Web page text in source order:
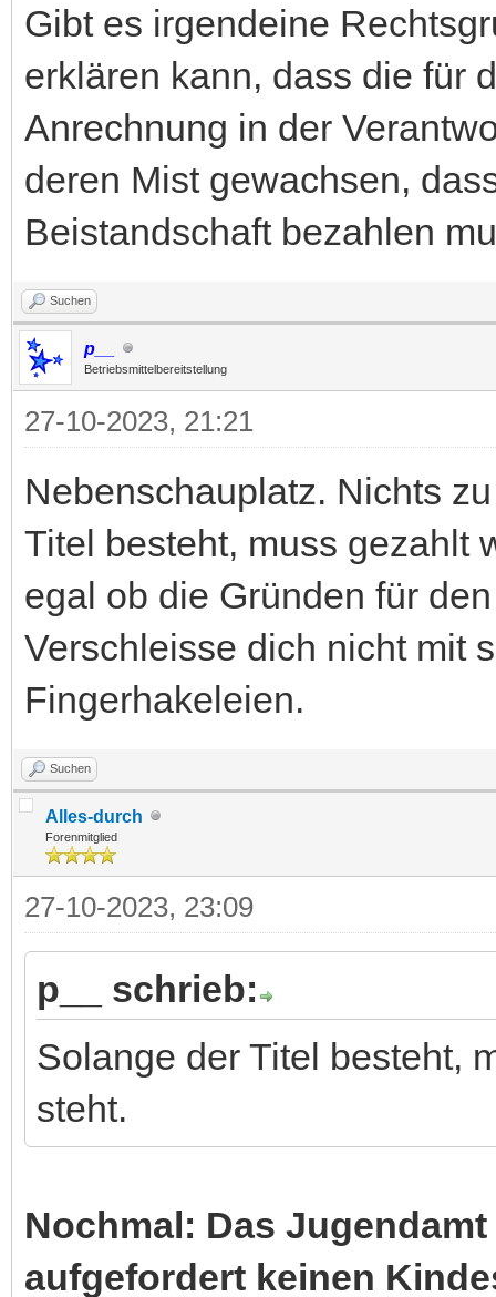
Gibt es irgendeine
erklären kann, dass die für
Anrechnung in der
deren Mist gewachsen,
Beistandschaft bezahlen
Suchen
p__
Betriebsmittelbereitstellung
27-10-2023, 21:21
Nebenschauplatz. Nichts
Titel besteht, muss gezahlt
egal ob die Gründen für
Verschleisse dich nicht mit
Fingerhakeleien.
Suchen
Alles-durch
Forenmitglied
27-10-2023, 23:09
p__ schrieb:
Solange der Titel besteht,
steht.
Nochmal: Das
aufgefordert keinen